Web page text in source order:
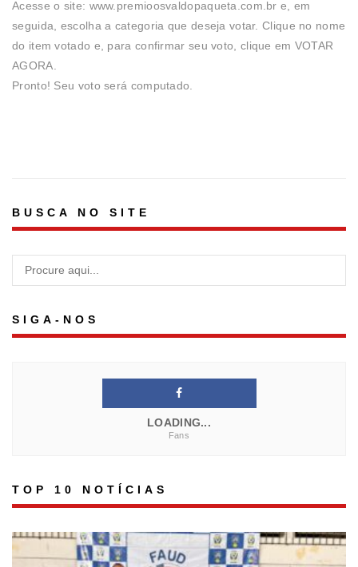
Acesse o site: www.premioosvaldopaqueta.com.br e, em
seguida, escolha a categoria que deseja votar. Clique no nome
do item votado e, para confirmar seu voto, clique em VOTAR
AGORA.
Pronto! Seu voto será computado.
BUSCA NO SITE
SIGA-NOS
LOADING...
Fans
TOP 10 NOTÍCIAS